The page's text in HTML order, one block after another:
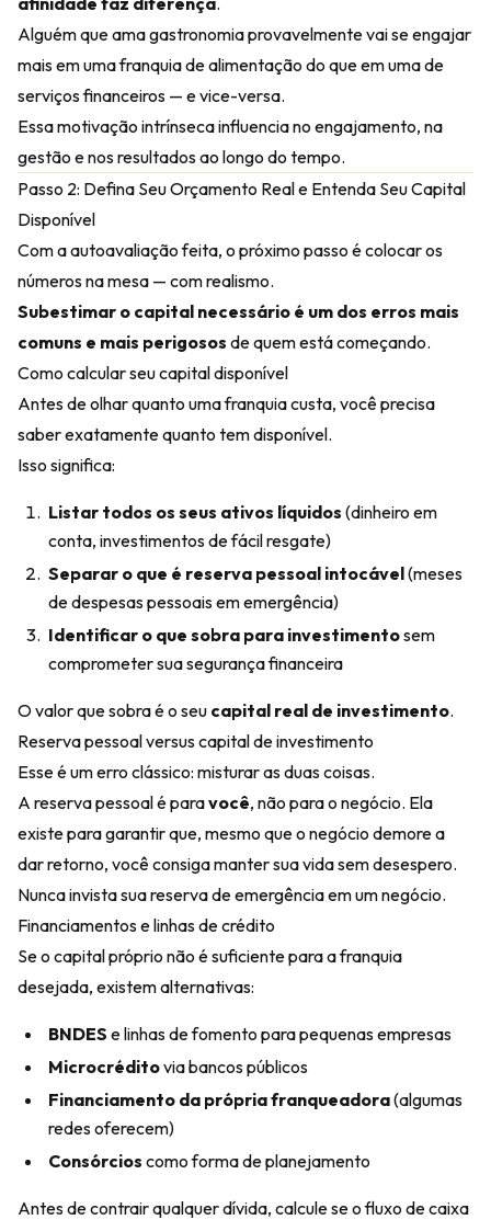
Alguém que ama gastronomia provavelmente vai se engajar
mais em uma franquia de alimentação do que em uma de
serviços financeiros — e vice-versa.
Essa motivação intrínseca influencia no engajamento, na
gestão e nos resultados ao longo do tempo.
Passo 2: Defina Seu Orçamento Real e Entenda Seu Capital
Disponível
Com a autoavaliação feita, o próximo passo é colocar os
números na mesa — com realismo.
Subestimar o capital necessário é um dos erros mais
comuns e mais perigosos de quem está começando.
Como calcular seu capital disponível
Antes de olhar quanto uma franquia custa, você precisa
saber exatamente quanto tem disponível.
Isso significa:
Listar todos os seus ativos líquidos (dinheiro em
conta, investimentos de fácil resgate)
Separar o que é reserva pessoal intocável(meses
de despesas pessoais em emergência)
Identificar o que sobra para investimentosem
comprometer sua segurança financeira
O valor que sobra é o seu capital real de investimento.
Reserva pessoal versus capital de investimento
Esse é um erro clássico: misturar as duas coisas.
A reserva pessoal é paravocê, não para o negócio. Ela
existe para garantir que, mesmo que o negócio demore a
dar retorno, você consiga manter sua vida sem desespero.
Nunca invista sua reserva de emergência em um negócio.
Financiamentos e linhas de crédito
Se o capital próprio não é suficiente para a franquia
desejada, existem alternativas:
BNDES e linhas de fomento para pequenas empresas
Microcréditovia bancos públicos
Financiamento da própria franqueadora(algumas
redes oferecem)
Consórcios como forma de planejamento
Antes de contrair qualquer dívida, calcule se o fluxo de caixa